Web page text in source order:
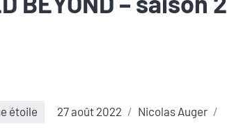
étoile 27 août 2022
Nicolas Auger